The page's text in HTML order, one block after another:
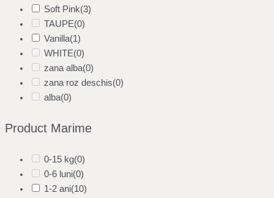
Soft Pink(3)
TAUPE(0)
Vanilla(1)
WHITE(0)
zana alba(0)
zana roz deschis(0)
alba(0)
Product Marime
0-15 kg(0)
0-6 luni(0)
1-2 ani(10)